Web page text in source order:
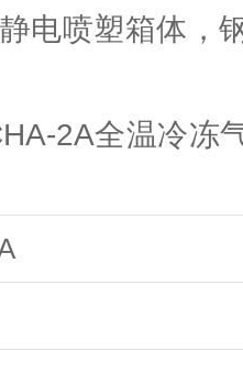
电喷塑箱体，
2A全温冷冻